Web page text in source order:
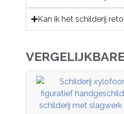
Kan ik het schilderij